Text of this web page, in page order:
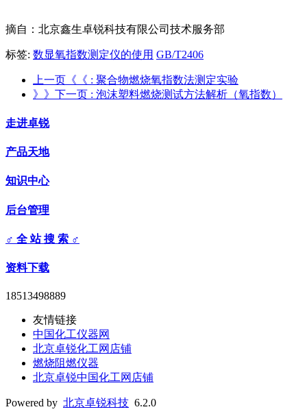
摘自：北京鑫生卓锐科技有限公司技术服务部
标签: 数显氧指数测定仪的使用 GB/T2406
上一页《《 : 聚合物燃烧氧指数法测定实验
》》下一页 : 泡沫塑料燃烧测试方法解析（氧指数）
走进卓锐
产品天地
知识中心
后台管理
♂ 全 站 搜 索 ♂
资料下载
18513498889
友情链接
中国化工仪器网
北京卓锐化工网店铺
燃烧阻燃仪器
北京卓锐中国化工网店铺
Powered by 北京卓锐科技 6.2.0